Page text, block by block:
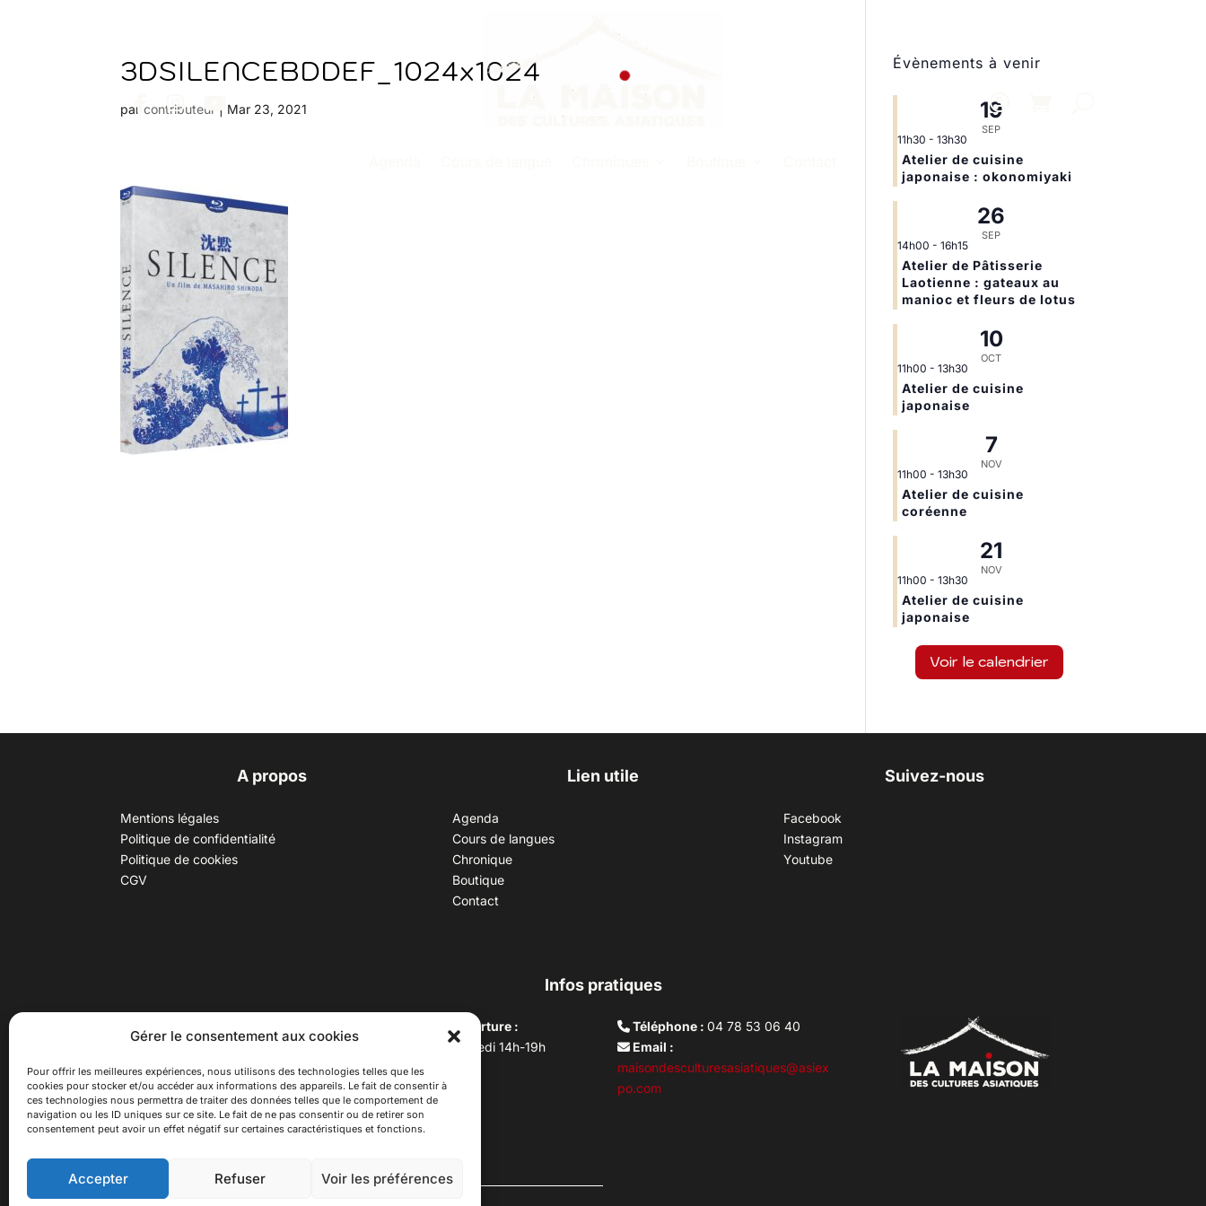
Gérer le consentement aux cookies
Pour offrir les meilleures expériences, nous utilisons des technologies telles que les
cookies pour stocker et/ou accéder aux informations des appareils. Le fait de consentir à
ces technologies nous permettra de traiter des données telles que le comportement de
navigation ou les ID uniques sur ce site. Le fait de ne pas consentir ou de retirer son
consentement peut avoir un effet négatif sur certaines caractéristiques et fonctions.
Accepter Refuser Voir les préférences
3DSILENCEBDDEF_1024x1024
parcontributeur | Mar 23, 2021
Évènements à venir
19
SEP
11h30 - 13h30
Atelier de cuisine
japonaise : okonomiyaki
26
SEP
14h00 - 16h15
Atelier de Pâtisserie
Laotienne : gateaux au
manioc et fleurs de lotus
10
OCT
11h00 - 13h30
Atelier de cuisine
japonaise
7
NOV
11h00 - 13h30
Atelier de cuisine
coréenne
21
NOV
11h00 - 13h30
Atelier de cuisine
japonaise
Voir le calendrier
A propos
Mentions légales
Politique de confidentialité
Politique de cookies
CGV
Lien utile
Agenda
Cours de langues
Chronique
Boutique
Contact
Suivez-nous
Facebook
Instagram
Youtube
Infos pratiques
(adresse postale : 62 rue St
Maximin, 69003 Lyon)
à 100 mètres du métro D Monplaisir
Lumière, T3 Dauphiné Lacassagne,
bus C16 Dr Rebatel
Horaires d’ouverture :
Du mardi au vendredi 14h-19h
Samedi 10h –17h
Fermeture lundi
Téléphone :04 78 53 06 40
Email :
maisondesculturesasiatiques@asiex
po.com